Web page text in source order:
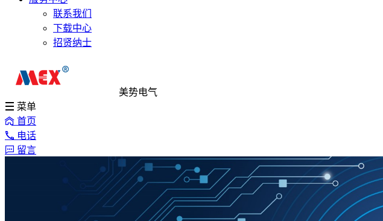
联系我们
下载中心
招贤纳士
美势电气
菜单
首页
电话
留言